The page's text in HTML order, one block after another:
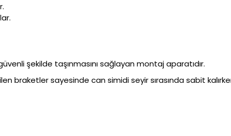
şekilde taşınmasını sağlayan montaj aparatıdır.
braketler sayesinde can simidi seyir sırasında sabit